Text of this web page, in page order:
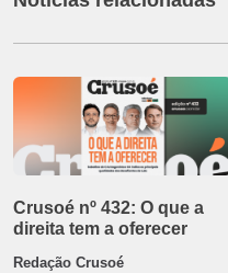
Crusoé nº 432: O que a
direita tem a oferecer
Redação Crusoé